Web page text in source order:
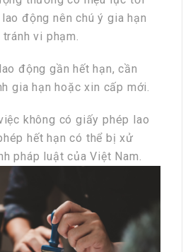
động nên chú ý gia hạn
vi phạm.
động gần hết hạn, cần
gia hạn hoặc xin cấp mới.
không có giấy phép lao
hết hạn có thể bị xử
pháp luật của Việt Nam.